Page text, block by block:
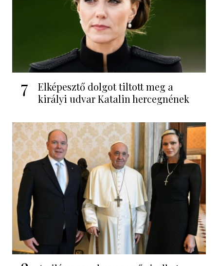
7
Elképesztő dolgot tiltott meg a
királyi udvar Katalin hercegnének